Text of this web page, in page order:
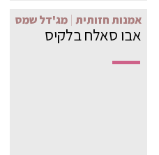
אמנות חזותית מג'דל שמס
אבו סאלח בלקיס